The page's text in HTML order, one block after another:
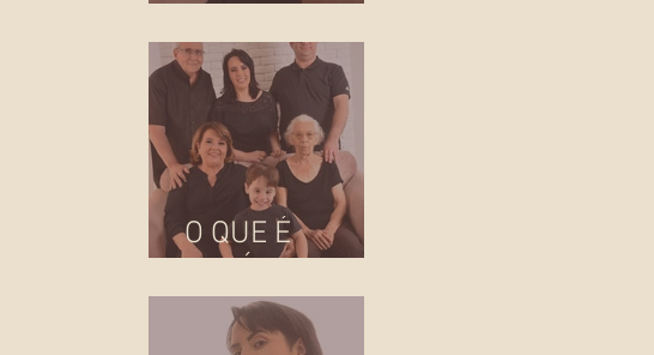
AGORA?
O QUE É